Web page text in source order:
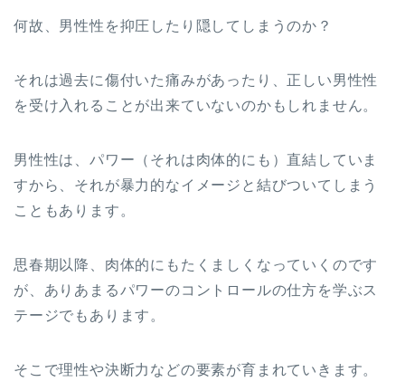
何故、男性性を抑圧したり隠してしまうのか？
それは過去に傷付いた痛みがあったり、正しい男性性
を受け入れることが出来ていないのかもしれません。
男性性は、パワー（それは肉体的にも）直結していま
すから、それが暴力的なイメージと結びついてしまう
こともあります。
思春期以降、肉体的にもたくましくなっていくのです
が、ありあまるパワーのコントロールの仕方を学ぶス
テージでもあります。
そこで理性や決断力などの要素が育まれていきます。